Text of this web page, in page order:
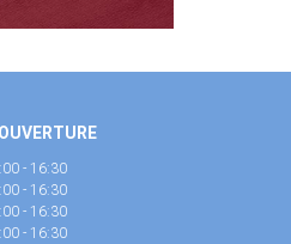
- 16:30
- 16:30
- 16:30
- 16:30